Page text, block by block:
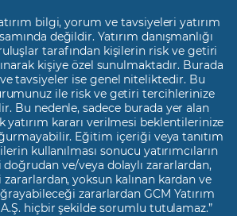
bilgi, yorum ve tavsiyeleri yatırım
değildir. Yatırım danışmanlığı
tarafından kişilerin risk ve getiri
kişiye özel sunulmaktadır. Burada
tavsiyeler ise genel niteliktedir. Bu
ile risk ve getiri tercihlerinize
Bu nedenle, sadece burada yer alan
yatırım kararı verilmesi beklentilerinize
Eğitim içeriği veya tanıtım
kullanılması sonucu yatırımcıların
ve/veya dolaylı zararlardan,
yoksun kalınan kardan ve
zararlardan GCM Yatırım
hiçbir şekilde sorumlu tutulamaz.”